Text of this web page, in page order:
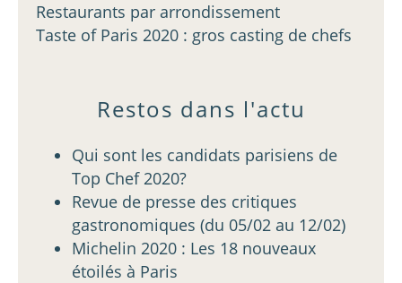
Restaurants par arrondissement
Taste of Paris 2020 : gros casting de chefs
Restos dans l'actu
Qui sont les candidats parisiens de
Top Chef 2020?
Revue de presse des critiques
gastronomiques (du 05/02 au 12/02)
Michelin 2020 : Les 18 nouveaux
étoilés à Paris